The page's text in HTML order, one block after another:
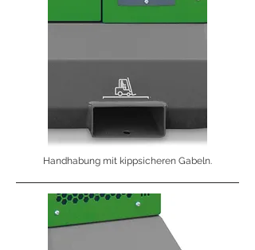
Handhabung mit kippsicheren Gabeln.